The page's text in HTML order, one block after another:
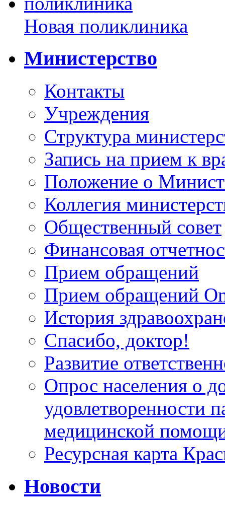
Новая поликлиника
Министерство
Контакты
Учреждения
Структура
Запись на прием к
Положение о
Коллегия
Общественный совет
Финансовая
Прием обращений
Прием обращений
История
Спасибо, доктор!
Развитие
Опрос населения о
удовлетворенности
медицинской
Ресурсная карта
Новости